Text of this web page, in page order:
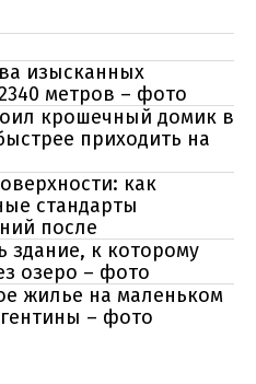
изысканных
метров – фото
крошечный домик в
приходить на
как
стандарты
после
здание, к которому
озеро – фото
жилье на маленьком
– фото